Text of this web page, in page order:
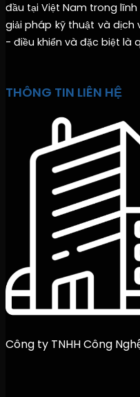
đầu tại Việt Nam trong
giải pháp kỹ thuật và dịch
- điều khiển và đặc biệt là
THÔNG TIN LIÊN HỆ
Công ty TNHH Công